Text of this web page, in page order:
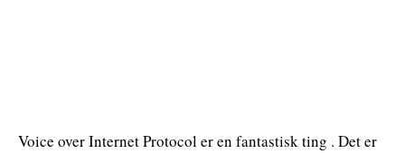
Voice over Internet Protocol er en fantastisk ting . Det er